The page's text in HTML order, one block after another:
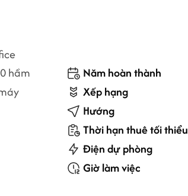
hầm Năm hoàn thành
Xếp hạng
Hướng
Thời hạn thuê tối thiểu
Điện dự phòng
Giờ làm việc